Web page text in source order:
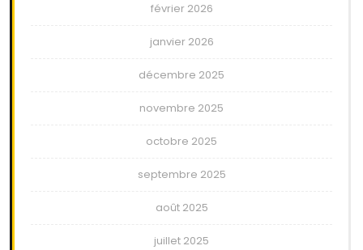
février 2026
janvier 2026
décembre 2025
novembre 2025
octobre 2025
septembre 2025
août 2025
juillet 2025